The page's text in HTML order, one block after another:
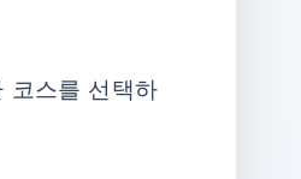
코스를 선택하